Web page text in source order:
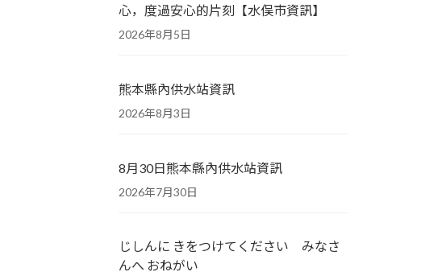
心，度過安心的片刻【水俣市資訊】
2026年8月5日
熊本縣內供水站資訊
2026年8月3日
8月30日熊本縣內供水站資訊
2026年7月30日
じしんに きをつけてください みなさ
んへ おねがい